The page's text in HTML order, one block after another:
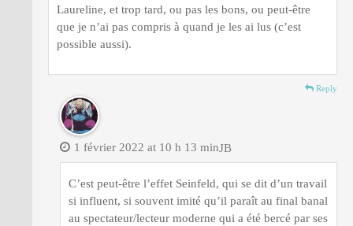
Laureline, et trop tard, ou pas les bons, ou peut-être
que je n’ai pas compris à quand je les ai lus (c’est
possible aussi).
Reply
JB
1 février 2022 at 10 h 13 min
C’est peut-être l’effet Seinfeld, qui se dit d’un travail
si influent, si souvent imité qu’il paraît au final banal
au spectateur/lecteur moderne qui a été bercé par ses